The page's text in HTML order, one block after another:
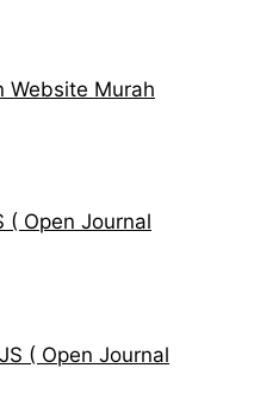
Website Murah
( Open Journal
( Open Journal